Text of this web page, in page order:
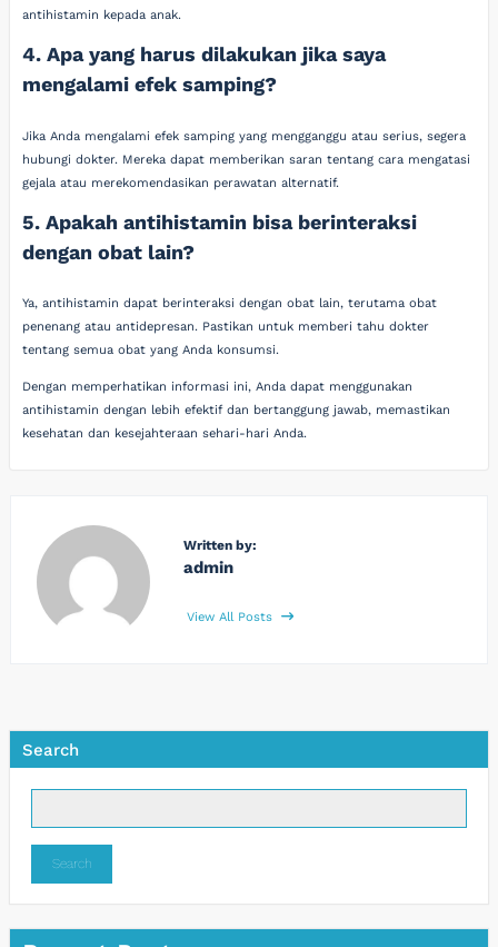
antihistamin kepada anak.
4. Apa yang harus dilakukan jika saya
mengalami efek samping?
Jika Anda mengalami efek samping yang mengganggu atau serius, segera
hubungi dokter. Mereka dapat memberikan saran tentang cara mengatasi
gejala atau merekomendasikan perawatan alternatif.
5. Apakah antihistamin bisa berinteraksi
dengan obat lain?
Ya, antihistamin dapat berinteraksi dengan obat lain, terutama obat
penenang atau antidepresan. Pastikan untuk memberi tahu dokter
tentang semua obat yang Anda konsumsi.
Dengan memperhatikan informasi ini, Anda dapat menggunakan
antihistamin dengan lebih efektif dan bertanggung jawab, memastikan
kesehatan dan kesejahteraan sehari-hari Anda.
Written by:
admin
View All Posts
Search
Search